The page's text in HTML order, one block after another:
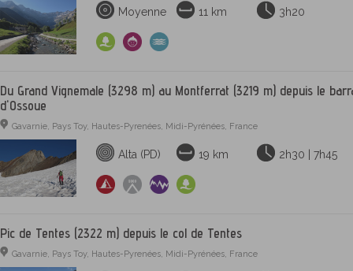
Moyenne 11 km 3h20
Du Grand Vignemale (3298 m) au Montferrat (3219 m) depuis le
d'Ossoue
Gavarnie, Pays Toy, Hautes-Pyrenées, Midi-Pyrénées, France
Alta (PD) 19 km 2h30 | 7h45
Pic de Tentes (2322 m) depuis le col de Tentes
Gavarnie, Pays Toy, Hautes-Pyrenées, Midi-Pyrénées, France